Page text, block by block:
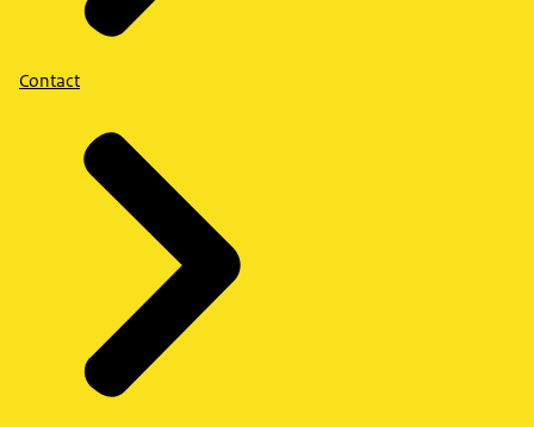
Contact